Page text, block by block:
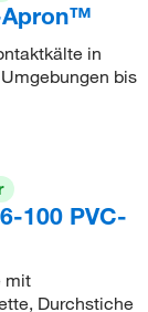
in
bis
100 PVC-
mit
Durchstiche